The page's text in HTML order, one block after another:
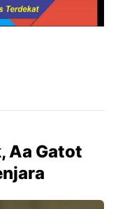
Aa Gatot